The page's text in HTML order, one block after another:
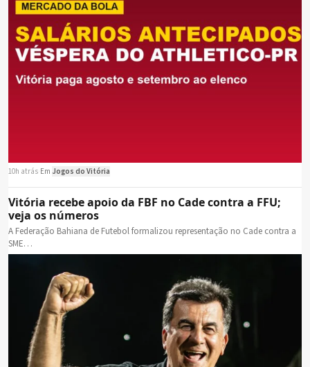
10h atrás Em Jogos do Vitória
Vitória recebe apoio da FBF no Cade contra a FFU;
veja os números
A Federação Bahiana de Futebol formalizou representação no Cade contra a
SME…